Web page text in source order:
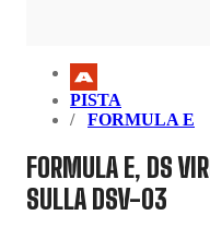
PISTA
FORMULA E
FORMULA E, DS
SULLA DSV-03